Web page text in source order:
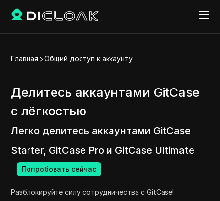
Главная Общий доступ к аккаунту
Делитесь аккаунтами GitCase
с лёгкостью
Легко делитесь аккаунтами GitCase
Starter, GitCase Pro и GitCase Ultimate
Попробовать сейчас
Разблокируйте силу сотрудничества с GitCase!